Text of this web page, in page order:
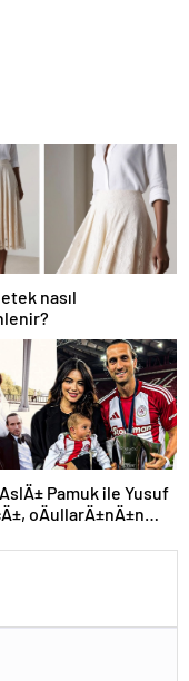
nasıl
Pamuk ile Yusuf
oÄullarÄ±nÄ±n